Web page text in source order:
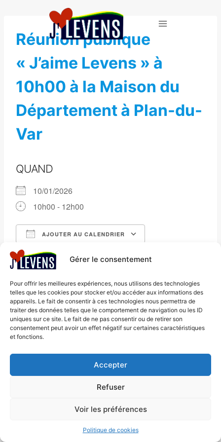
Gérer le consentement
Pour offrir les meilleures expériences, nous utilisons des technologies
telles que les cookies pour stocker et/ou accéder aux informations des
appareils. Le fait de consentir à ces technologies nous permettra de
traiter des données telles que le comportement de navigation ou les ID
uniques sur ce site. Le fait de ne pas consentir ou de retirer son
consentement peut avoir un effet négatif sur certaines caractéristiques
et fonctions.
Accepter
Refuser
Voir les préférences
Politique de cookies
Réunion publique
« J’aime Levens » à
10h00 à la Maison du
Département à Plan-du-
Var
QUAND
10/01/2026
10h00 - 12h00
AJOUTER AU CALENDRIER
Télécharger ICS
Rdv samedi 10 janvier à 10h00 à la Maison du
Département de Plan-du-Var
Politique de cookies
© 2026 J'aime Levens - Thème